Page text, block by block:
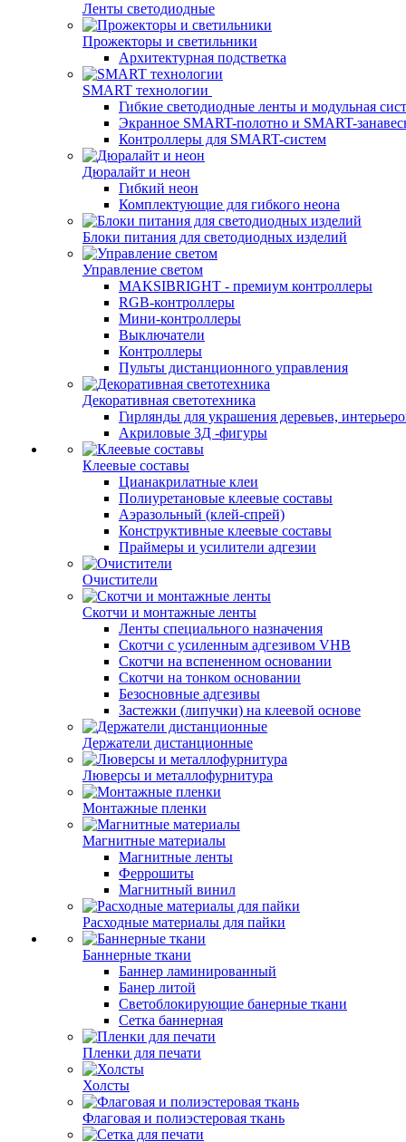
Ленты светодиодные
Прожекторы и светильники
Архитектурная подстветка
SMART технологии
Гибкие светодиодные ленты и модульная
Экранное SMART-полотно и SMART-
Контроллеры для SMART-систем
Дюралайт и неон
Гибкий неон
Комплектующие для гибкого неона
Блоки питания для светодиодных изделий
Управление светом
MAKSIBRIGHT - премиум контроллеры
RGB-контроллеры
Мини-контроллеры
Выключатели
Контроллеры
Пульты дистанционного управления
Декоративная светотехника
Гирлянды для украшения деревьев,
Акриловые 3Д -фигуры
Клеевые составы
Цианакрилатные клеи
Полиуретановые клеевые составы
Аэразольный (клей-спрей)
Конструктивные клеевые составы
Праймеры и усилители адгезии
Очистители
Скотчи и монтажные ленты
Ленты специального назначения
Скотчи с усиленным адгезивом VHB
Скотчи на вспененном основании
Скотчи на тонком основании
Безосновные адгезивы
Застежки (липучки) на клеевой основе
Держатели дистанционные
Люверсы и металлофурнитура
Монтажные пленки
Магнитные материалы
Магнитные ленты
Феррошиты
Магнитный винил
Расходные материалы для пайки
Баннерные ткани
Баннер ламинированный
Банер литой
Светоблокирующие банерные ткани
Сетка баннерная
Пленки для печати
Холсты
Флаговая и полиэстеровая ткань